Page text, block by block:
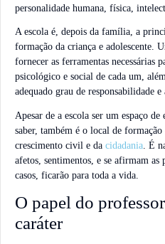
personalidade humana, física,
A escola é, depois da família, a
formação da criança e adolescente.
fornecer as ferramentas necessárias
psicológico e social de cada um,
adequado grau de responsabilidade
Apesar de a escola ser um espaço
saber, também é o local de formação
crescimento civil e da cidadania . É
afetos, sentimentos, e se afirmam
casos, ficarão para toda a vida.
O papel do
caráter